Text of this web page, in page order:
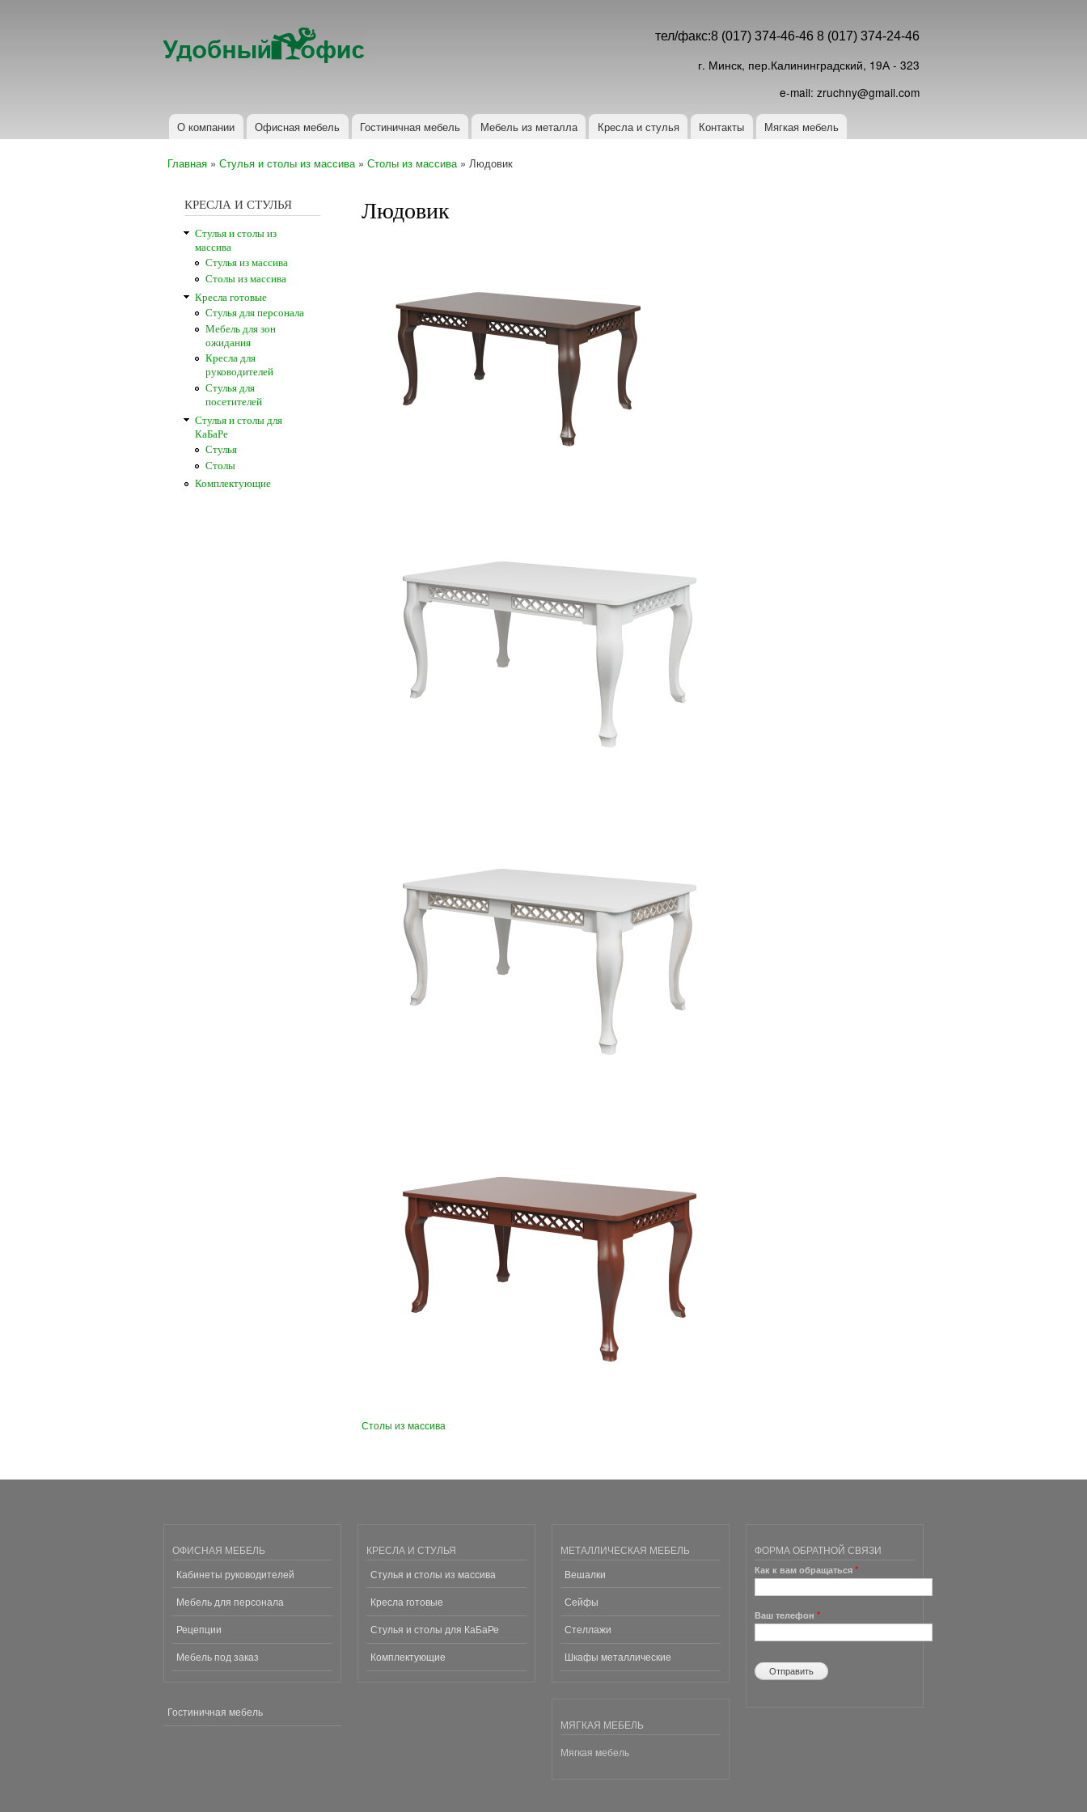
Удобный
офис
офисная
мебель
Контакты
тел/факс:8 (017) 374-46-46 8 (017) 374-24-46
г. Минск, пер.Калининградский, 19А - 323
e-mail: zruchny@gmail.com
Главное меню
О компании Офисная мебель Гостиничная мебель Мебель из металла Кресла и стулья Контакты Мягкая мебель
Главная » Стулья и столы из массива » Столы из массива » Людовик
КРЕСЛА И СТУЛЬЯ
Стулья и столы из
массива
Стулья из массива
Столы из массива
Кресла готовые
Стулья для персонала
Мебель для зон
ожидания
Кресла для
руководителей
Стулья для
посетителей
Стулья и столы для
КаБаРе
Стулья
Столы
Комплектующие
Людовик
Столы из массива
ОФИСНАЯ МЕБЕЛЬ
Кабинеты руководителей
Мебель для персонала
Рецепции
Мебель под заказ
Гостиничная мебель
КРЕСЛА И СТУЛЬЯ
Стулья и столы из массива
Кресла готовые
Стулья и столы для КаБаРе
Комплектующие
МЕТАЛЛИЧЕСКАЯ МЕБЕЛЬ
Вешалки
Сейфы
Стеллажи
Шкафы металлические
МЯГКАЯ МЕБЕЛЬ
Мягкая мебель
ФОРМА ОБРАТНОЙ СВЯЗИ
Как к вам обращаться*
Ваш телефон *